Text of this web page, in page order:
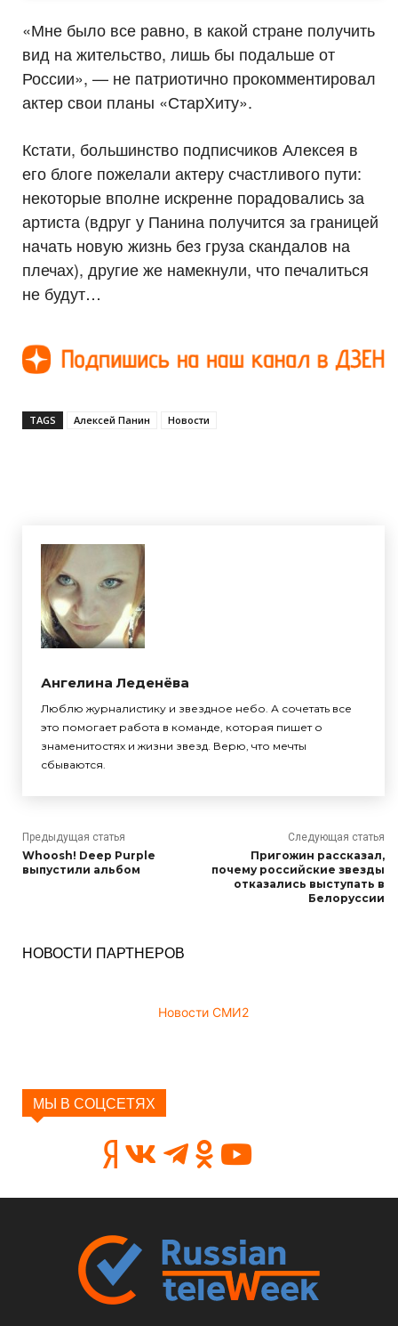
«Мне было все равно, в какой стране получить
вид на жительство, лишь бы подальше от
России», — не патриотично прокомментировал
актер свои планы «СтарХиту».
Кстати, большинство подписчиков Алексея в
его блоге пожелали актеру счастливого пути:
некоторые вполне искренне порадовались за
артиста (вдруг у Панина получится за границей
начать новую жизнь без груза скандалов на
плечах), другие же намекнули, что печалиться
не будут…
TAGS Алексей Панин Новости
Ангелина Леденёва
Люблю журналистику и звездное небо. А сочетать все
это помогает работа в команде, которая пишет о
знаменитостях и жизни звезд. Верю, что мечты
сбываются.
Предыдущая статья
Whoosh! Deep Purple
выпустили альбом
Следующая статья
Пригожин рассказал,
почему российские звезды
отказались выступать в
Белоруссии
НОВОСТИ ПАРТНЕРОВ
Новости СМИ2
МЫ В СОЦСЕТЯХ